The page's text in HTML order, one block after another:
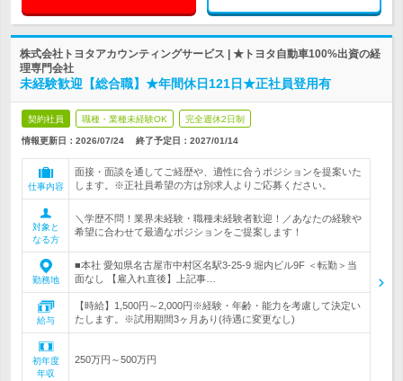
株式会社トヨタアカウンティングサービス | ★トヨタ自動車100%出資の経
理専門会社
未経験歓迎【総合職】★年間休日121日★正社員登用有
契約社員 職種・業種未経験OK 完全週休2日制
情報更新日：2026/07/24 終了予定日： 2027/01/14
仕事内容
面接・面談を通してご経歴や、適性に合うポジションを提案いた
します。※正社員希望の方は別求人よりご応募ください。
対象と
なる方
＼学歴不問！業界未経験・職種未経験者歓迎！／あなたの経験や
希望に合わせて最適なポジションをご提案します！
勤務地
■本社 愛知県名古屋市中村区名駅3-25-9 堀内ビル9F ＜転勤＞当
面なし 【雇入れ直後】上記事…
給与
【時給】1,500円～2,000円※経験・年齢・能力を考慮して決定い
たします。※試用期間3ヶ月あり(待遇に変更なし)
初年度
年収
250万円～500万円